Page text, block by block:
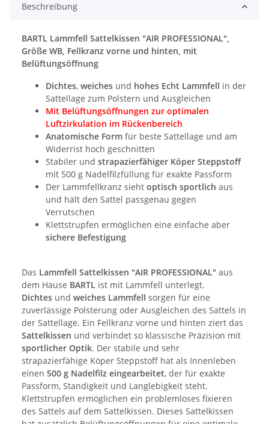
Beschreibung
BARTL Lammfell Sattelkissen "AIR PROFESSIONAL",
Größe WB, Fellkranz vorne und hinten, mit
Belüftungsöffnung
Dichtes, weiches und hohes Echt Lammfell in der
Sattellage zum Polstern und Ausgleichen
Mit Belüftungsöffnungen zur optimalen
Luftzirkulation im Rückenbereich
Anatomische Form für beste Sattellage und am
Widerrist hoch geschnitten
Stabiler und strapazierfähiger Köper Steppstoff
mit 500 g Nadelfilzfüllung für exakte Passform
Der Lammfellkranz sieht optisch sportlich aus
und hält den Sattel passgenau gegen
Verrutschen
Klettstrupfen ermöglichen eine einfache aber
sichere Befestigung
Das Lammfell Sattelkissen "AIR PROFESSIONAL" aus
dem Hause BARTL ist mit Lammfell unterlegt.
Dichtes und weiches Lammfell sorgen für eine
zuverlässige Polsterung oder Ausgleichen des Sattels in
der Sattellage. Ein Fellkranz vorne und hinten ziert das
Sattelkissen und verbindet so klassische Präzision mit
sportlicher Optik. Der stabile und sehr
strapazierfähige Köper Steppstoff hat als Innenleben
einen 500 g Nadelfilz eingearbeitet, der für exakte
Passform, Standigkeit und Langlebigkeit steht.
Klettstrupfen ermöglichen ein problemloses fixieren
des Sattels auf dem Sattelkissen. Dieses Sattelkissen